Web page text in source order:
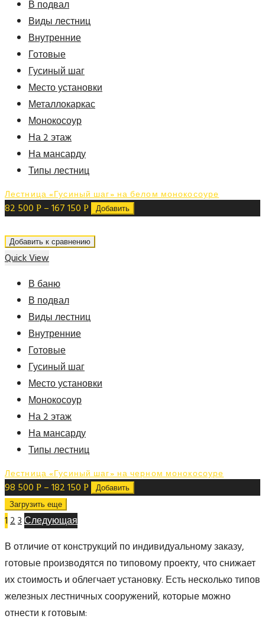
В подвал
Виды лестниц
Внутренние
Готовые
Гусиный шаг
Место установки
Металлокаркас
Монокосоур
На 2 этаж
На мансарду
Типы лестниц
Лестница «Гусиный шаг» на белом монокосоуре
82 500 Р –167 150 Р Добавить
Добавить к сравнению
Quick View
В баню
В подвал
Виды лестниц
Внутренние
Готовые
Гусиный шаг
Место установки
Монокосоур
На 2 этаж
На мансарду
Типы лестниц
Лестница «Гусиный шаг» на черном монокосоуре
98 500 Р –182 150 Р
Добавить
Загрузить еще
123Следующая
В отличие от конструкций по индивидуальному заказу,
готовые производятся по типовому проекту, что снижает
их стоимость и облегчает установку. Есть несколько типов
железных лестничных сооружений, которые можно
отнести к готовым: